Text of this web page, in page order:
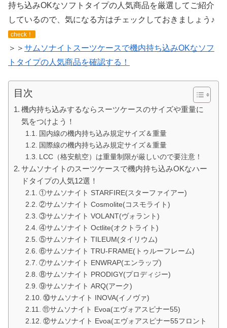
持ち込みOKなソフトタイプの人気商品を厳選してご紹介
しているので、気になる方はチェックしておきましょう♪
check！
＞＞ サムソナイトスーツケースで機内持ち込みOKなソフ
トタイプの人気商品を確認する！
目次
機内持ち込みするならスーツケースのサイズや重量に
気をつけよう！
国内線の機内持ち込み規定サイズ＆重量
国際線の機内持ち込み規定サイズ＆重量
LCC（格安航空）は重量制限が厳しいので要注意！
サムソナイトのスーツケースで機内持ち込みOKなハー
ドタイプの人気12選！
①サムソナイト STARFIRE(スターファイアー)
②サムソナイト Cosmolite(コスモライト)
③サムソナイト VOLANT(ヴォラント)
④サムソナイト Octlite(オクトライト)
⑤サムソナイト TILEUM(タイリウム)
⑥サムソナイト TRU-FRAME(トゥルーフレーム)
⑦サムソナイト ENWRAP(エンラップ)
⑧サムソナイト PRODIGY(プロディジー)
⑨サムソナイト ARQ(アーク)
⑩サムソナイト INOVA(イノヴァ)
⑪サムソナイト Evoa(エヴォアスピナー55)
⑫サムソナイト Evoa(エヴォアスピナー55フロント